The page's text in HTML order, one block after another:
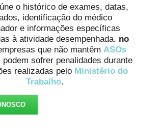
o histórico de exames, datas,
identificação do médico
e informações específicas
à atividade desempenhada. no
que não mantêm ASOs
podem sofrer penalidades durante
realizadas pelo Ministério do
Trabalho.